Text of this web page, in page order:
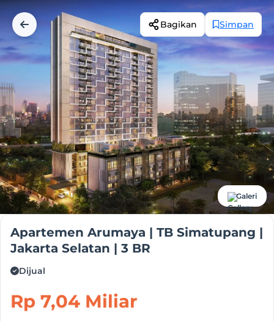
Galeri
Bagikan Simpan
Apartemen Arumaya | TB Simatupang |
Jakarta Selatan | 3 BR
Dijual
Rp 7,04 Miliar